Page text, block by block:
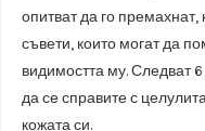
опитват да го
съвети, които могат да
видимостта му. Следват
да се справите с
кожата си.